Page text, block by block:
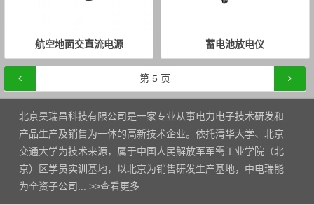
航空地面交直流电源 蓄电池放电仪
文章导航 第5 页
北京昊瑞昌科技有限公司是一家专业从事电力电子技术研发和
产品生产及销售为一体的高新技术企业。依托清华大学、北京
交通大学为技术来源，属于中国人民解放军军需工业学院（北
京）区学员实训基地，以北京为销售研发生产基地，中电瑞能
为全资子公司... >>查看更多